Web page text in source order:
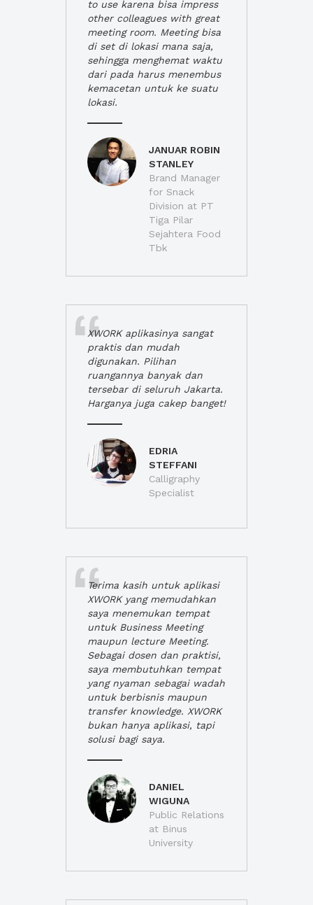
to use karena bisa impress
other colleagues with great
meeting room. Meeting bisa
di set di lokasi mana saja,
sehingga menghemat waktu
dari pada harus menembus
kemacetan untuk ke suatu
lokasi.
JANUAR ROBIN
STANLEY
Brand Manager
for Snack
Division at PT
Tiga Pilar
Sejahtera Food
Tbk
XWORK aplikasinya sangat
praktis dan mudah
digunakan. Pilihan
ruangannya banyak dan
tersebar di seluruh Jakarta.
Harganya juga cakep banget!
EDRIA
STEFFANI
Calligraphy
Specialist
Terima kasih untuk aplikasi
XWORK yang memudahkan
saya menemukan tempat
untuk Business Meeting
maupun lecture Meeting.
Sebagai dosen dan praktisi,
saya membutuhkan tempat
yang nyaman sebagai wadah
untuk berbisnis maupun
transfer knowledge. XWORK
bukan hanya aplikasi, tapi
solusi bagi saya.
DANIEL
WIGUNA
Public Relations
at Binus
University